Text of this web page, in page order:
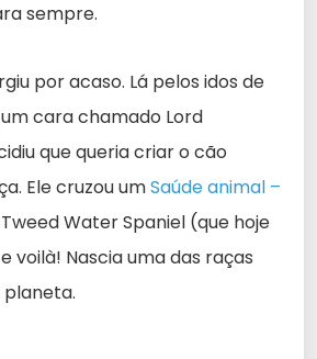
sempre.
por acaso. Lá pelos idos de
um cara chamado Lord
que queria criar o cão
Ele cruzou umSaúde animal –
Water Spaniel (que hoje
voilà! Nascia uma das raças
planeta.